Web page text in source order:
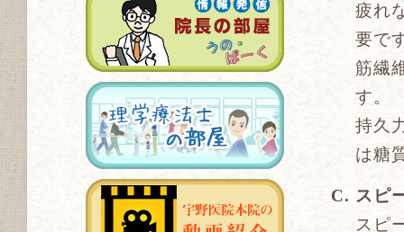
疲れ
要で
筋繊
す。
持久
は糖
スピ
スピ